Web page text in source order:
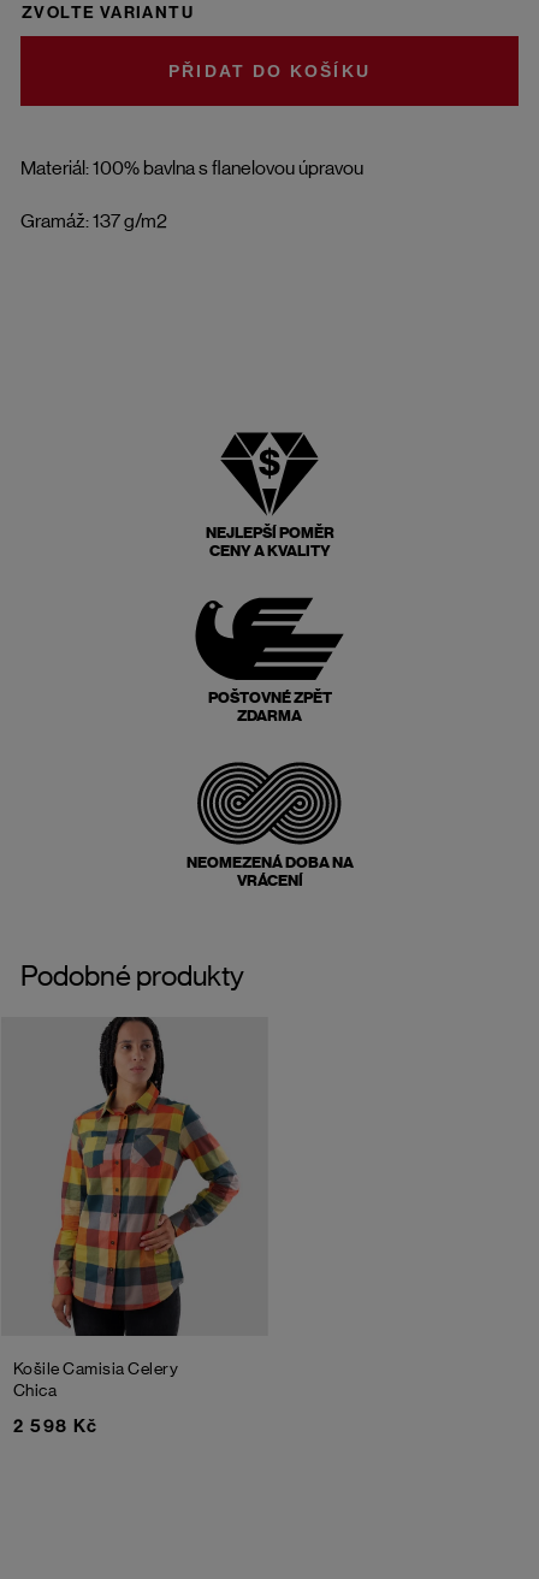
Materiál: 100% bavlna s flanelovou úpravou
Gramáž: 137 g/m2
ZVOLTE VARIANTU
DO KOŠÍKU
NEJLEPŠÍ POMĚR
CENY A KVALITY
POŠTOVNÉ ZPĚT
ZDARMA
NEOMEZENÁ DOBA NA
VRÁCENÍ
Podobné produkty
Košile Camisia Celery
Chica
2 598 Kč